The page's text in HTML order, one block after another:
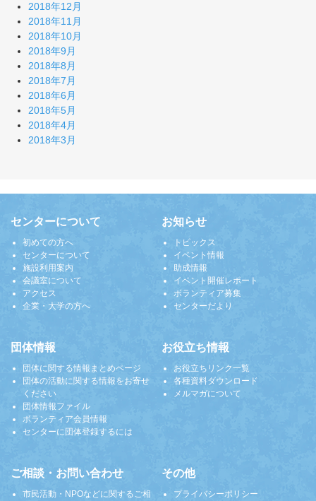
2018年12月
2018年11月
2018年10月
2018年9月
2018年8月
2018年7月
2018年6月
2018年5月
2018年4月
2018年3月
センターについて
初めての方へ
センターについて
施設利用案内
会議室について
アクセス
企業・大学の方へ
お知らせ
トピックス
イベント情報
助成情報
イベント開催レポート
ボランティア募集
センターだより
団体情報
団体に関する情報まとめページ
団体の活動に関する情報をお寄せ
ください
団体情報ファイル
ボランティア会員情報
センターに団体登録するには
お役立ち情報
お役立ちリンク一覧
各種資料ダウンロード
メルマガについて
ご相談・お問い合わせ
市民活動・NPOなどに関するご相
その他
プライバシーポリシー